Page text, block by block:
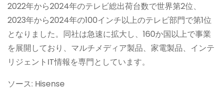
2022年から2024年のテレビ総出荷台数で世界第2位、
2023年から2024年の100インチ以上のテレビ部門で第1位
となりました。同社は急速に拡大し、160か国以上で事業
を展開しており、マルチメディア製品、家電製品、インテ
リジェントIT情報を専門としています。
ソース: Hisense